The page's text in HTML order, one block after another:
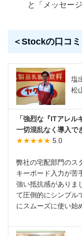
と「メッセー
＜Stockの口コ
塩
松
「強烈な『ITアレル
一切混乱なく導入で
★★★★★ 5.0
弊社の宅配部門のス
キーボード入力が苦
強い抵抗感がありま
て圧倒的にシンプル
にスムーズに使い始